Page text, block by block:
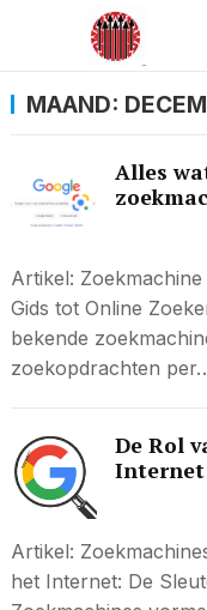
MAAND:
Alles
Artikel:
Gids tot Online
bekende
zoekopdrachten
De Rol
Artikel:
het Internet: De